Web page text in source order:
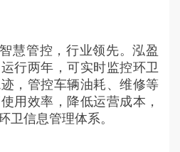
慧管控，行业领先。泓盈
行两年，可实时监控环卫
，管控车辆油耗、维修等
用效率，降低运营成本，
卫信息管理体系。